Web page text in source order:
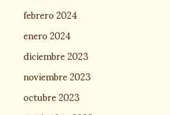
febrero 2024
enero 2024
diciembre 2023
noviembre 2023
octubre 2023